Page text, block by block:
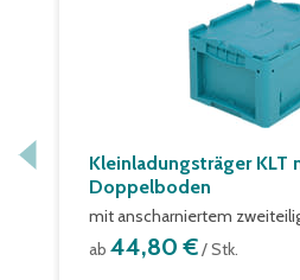
Kleinladungsträger KLT
Doppelboden
mit anscharniertem
ab 44,80 €/ Stk.